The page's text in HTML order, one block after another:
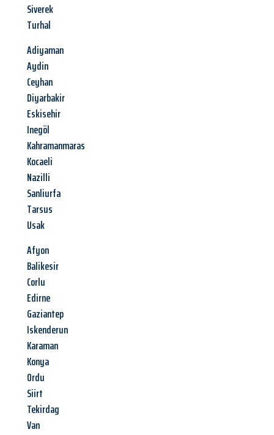
Siverek
Turhal
Adiyaman
Aydin
Ceyhan
Diyarbakir
Eskisehir
Inegöl
Kahramanmaras
Kocaeli
Nazilli
Sanliurfa
Tarsus
Usak
Afyon
Balikesir
Corlu
Edirne
Gaziantep
Iskenderun
Karaman
Konya
Ordu
Siirt
Tekirdag
Van